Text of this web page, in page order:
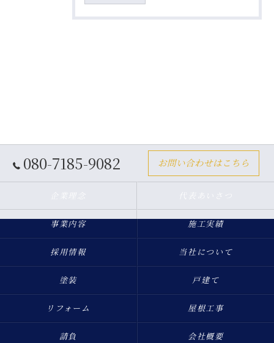
080-7185-9082 お問い合わせはこちら
企業理念 代表あいさつ
事業内容 施工実績
採用情報 当社について
塗装 戸建て
リフォーム 屋根工事
請負 会社概要